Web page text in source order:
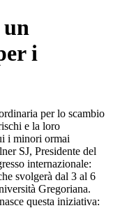
i
per lo scambio
e la loro
i minori ormai
SJ, Presidente del
internazionale:
svolgerà dal 3 al 6
Gregoriana.
questa iniziativa: